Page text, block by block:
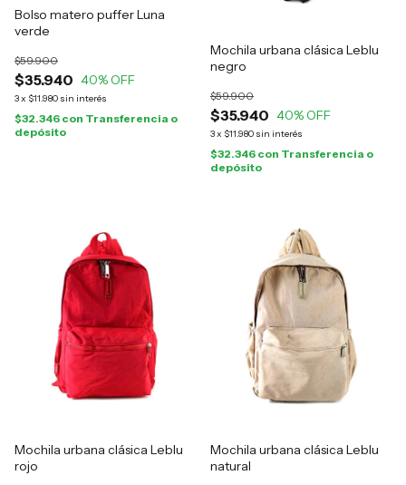
Bolso matero puffer Luna
verde
$35.940
$59.900
40% OFF
3x $11.980 sin interés
$32.346 con Transferencia o
depósito
Mochila urbana clásica Leblu
negro
$35.940
$59.900
40% OFF
3x $11.980 sin interés
$32.346 con Transferencia o
depósito
Mochila urbana clásica Leblu
rojo
Mochila urbana clásica Leblu
natural